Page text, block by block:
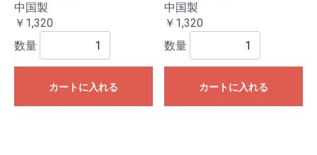
中国製
￥1,320
数量
カートに入れる
中国製
￥1,320
数量
カートに入れる